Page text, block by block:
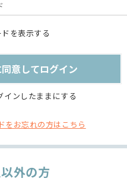
を表示する
インしたままにする
をお忘れの方はこちら
外の方